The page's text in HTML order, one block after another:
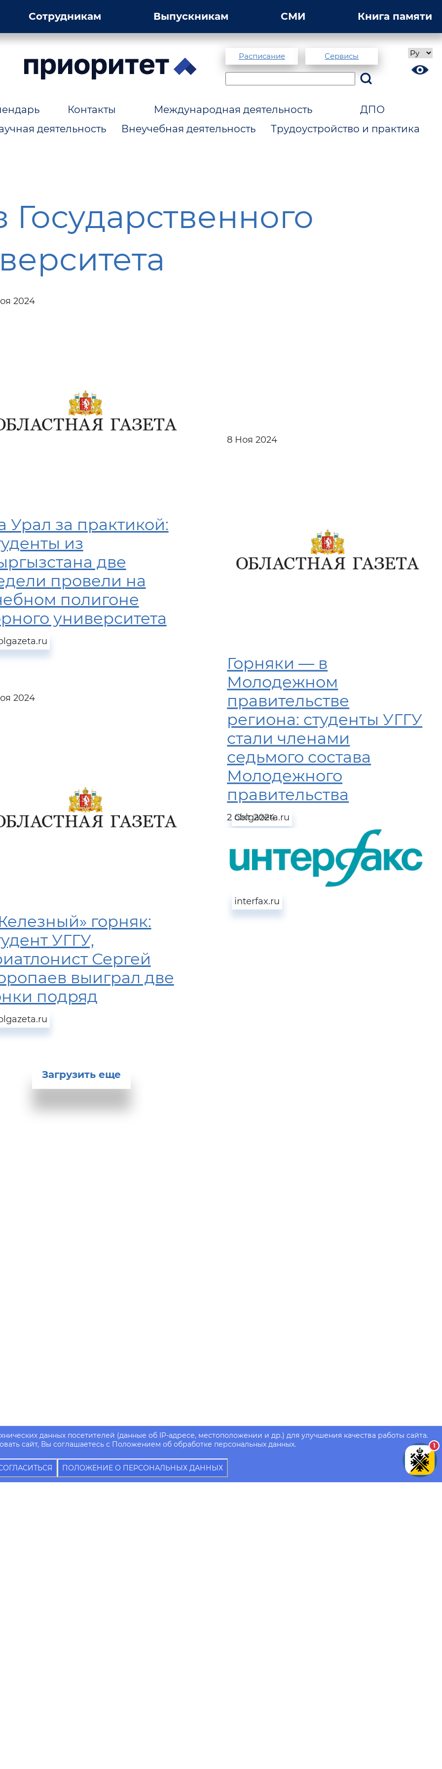
Сотрудникам Выпускникам СМИ Книга памяти
Расписание Сервисы
Контакты Международная деятельность
ДПО
деятельность
Внеучебная деятельность Трудоустройство и практика
данных посетителей (данные об IP-адресе, местоположении и др.) для улучшения качества работы сайта.
сайт, Вы соглашаетесь с Положением об обработке персональных данных.
ПОЛОЖЕНИЕ О ПЕРСОНАЛЬНЫХ ДАННЫХ
2024
Урал за практикой:
из
две
провели на
полигоне
университета
8 Ноя 2024
Горняки — в
Молодежном
правительстве
региона: студенты УГГУ
стали членами
седьмого состава
Молодежного
правительства
oblgazeta.ru
2024
горняк:
УГГУ,
Сергей
выиграл две
подряд
2 Окт 2024
interfax.ru
Загрузить еще
1